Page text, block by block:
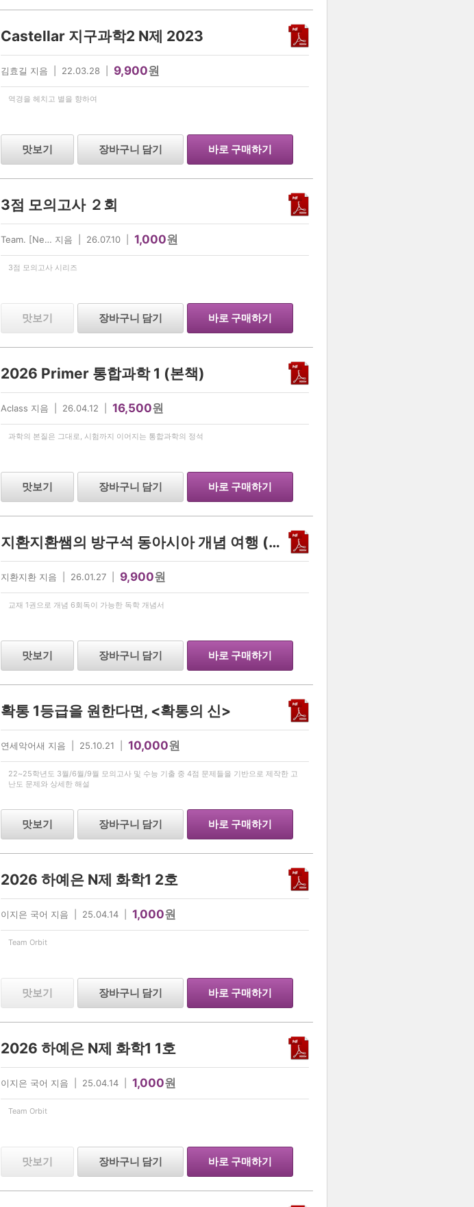
Castellar 지구과학2 N제 2023
김효길 지음 | 22.03.28 | 9,900원
역경을 헤치고 별을 향하여
맛보기 장바구니 담기 바로 구매하기
3점 모의고사 ２회
Team. [Ne… 지음 | 26.07.10 | 1,000원
3점 모의고사 시리즈
맛보기 장바구니 담기 바로 구매하기
2026 Primer 통합과학 1 (본책)
Aclass 지음 | 26.04.12 | 16,500원
과학의 본질은 그대로, 시험까지 이어지는 통합과학의 정석
맛보기 장바구니 담기 바로 구매하기
지환지환쌤의 방구석 동아시아 개념 여행 (2027학년도 수능 대비)
지환지환 지음 | 26.01.27 | 9,900원
교재 1권으로 개념 6회독이 가능한 독학 개념서
맛보기 장바구니 담기 바로 구매하기
확통 1등급을 원한다면, <확통의 신>
연세악어새 지음 | 25.10.21 | 10,000원
22~25학년도 3월/6월/9월 모의고사 및 수능 기출 중 4점 문제들을 기반으로 제작한 고
난도 문제와 상세한 해설
맛보기 장바구니 담기 바로 구매하기
2026 하예은 N제 화학1 2호
이지은 국어 지음 | 25.04.14 | 1,000원
Team Orbit
맛보기 장바구니 담기 바로 구매하기
2026 하예은 N제 화학1 1호
이지은 국어 지음 | 25.04.14 | 1,000원
Team Orbit
맛보기 장바구니 담기 바로 구매하기